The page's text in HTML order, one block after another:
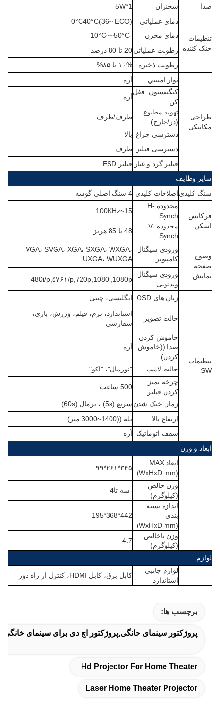
صدا سخنران 1*5W
تنظیمات
خنک کننده
دمای عملیاتی 0°C40°C(36~ ECO)
دمای مخزن
-10
°C~~50°C
رطوبت عملیاتی20 تا 80 درصد
رطوبت ذخیره
۱۰% تا ۸۵%
طراحی
مکانیکی
نوار امنيتي
آره
کنگينستون
قفل
کن
آره
تهویه مطبوع
(در/خارج)
طرف/طرف
دسترسی چراغ بالا
دسترسی فیلتر
طرف
فیلتر گرد و غبار فیلتر ESD
سایر وظایف
سنگ کلیدیاصلاحات کلیدی 4 سنگ اصلی گوشه
فرکانس
اسکن
محدوده H-
Synch
15~100KHz
محدوده V-
Synch
48 تا 85 هرتز
وضوح
صفحه
نمایش
ورودی سیگنال
کامپیوتر
VGA، SVGA، XGA، SXGA، WXGA،
UXGA، WUXGA
ورودی سیگنال
ویدئویی
480i/p ۵۷۶۱/p 720p 1080i 1080p
تنظیمات
SW
زبان های OSD انگلیسی، چینی
حالت تصویر
استاندارد، نرم، فیلم، ورزش، بازی،
سفارشی
خاموش کردن
صدا ((خاموش
کردن)
آره
حالت لامپ
"نورمال"، "اکو"
چرخه تمیز
کردن فیلتر
500 ساعت
زمان خنک شدن سريع (5s) ، نرمال (60s)
ارتفاع بالا
بله ((1400~3000 متر)
سقف اتوماتیک
آره
ابعاد و وزن
ابعاد MAX
(WxHxD mm)
۳۴۵*۲۶۱*۹۹
وزن خالص
(کیلوگرم)
-سه تا4
اندازه بسته
بندی
(WxHxD mm)
442*368*195
وزن ناخالص
(کیلوگرم)
4.7
لوازم
لوازم جانبی
استاندارد
کابل برق، کابل HDMI، کنترل از راه دور
برچسب ها:
پروژکتور سینمای خانگی,پروژکتور اچ دی برای سینمای
Hd Projector For Home Theater
Laser Home Theater Projector